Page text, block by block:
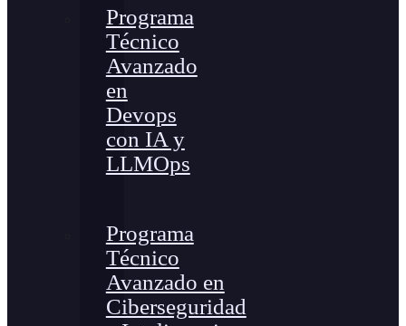
Programa
Técnico
Avanzado
en
Devops
con IA y
LLMOps
Programa
Técnico
Avanzado en
Ciberseguridad